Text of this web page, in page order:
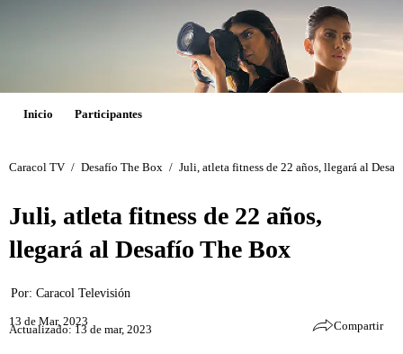
Inicio Participantes
Caracol TV / Desafío The Box / Juli, atleta fitness de 22 años, llegará al
Juli, atleta fitness de 22 años,
llegará al Desafío The Box
Por: Caracol Televisión
13 de Mar, 2023
Actualizado: 13 de mar, 2023 Compartir